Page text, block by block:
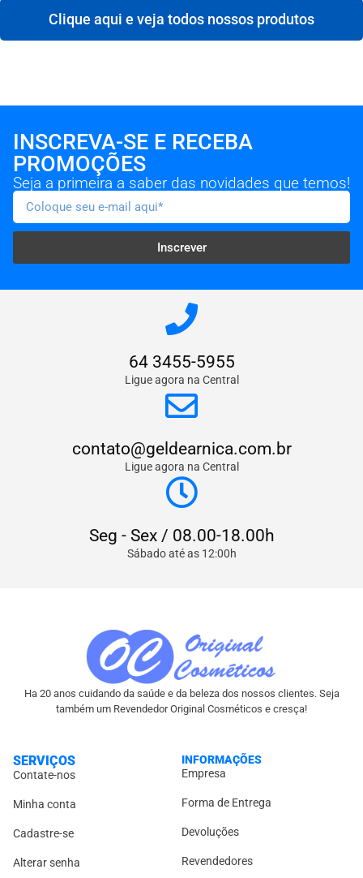
Clique aqui e veja todos nossos produtos
INSCREVA-SE E RECEBA
PROMOÇÕES
Seja a primeira a saber das novidades que temos!
Inscrever
64 3455-5955
Ligue agora na Central
contato@geldearnica.com.br
Ligue agora na Central
Seg - Sex / 08.00-18.00h
Sábado até as 12:00h
Ha 20 anos cuidando da saúde e da beleza dos nossos clientes. Seja
também um Revendedor Original Cosméticos e cresça!
SERVIÇOS
Contate-nos
Minha conta
Cadastre-se
Alterar senha
INFORMAÇÕES
Empresa
Forma de Entrega
Devoluções
Revendedores